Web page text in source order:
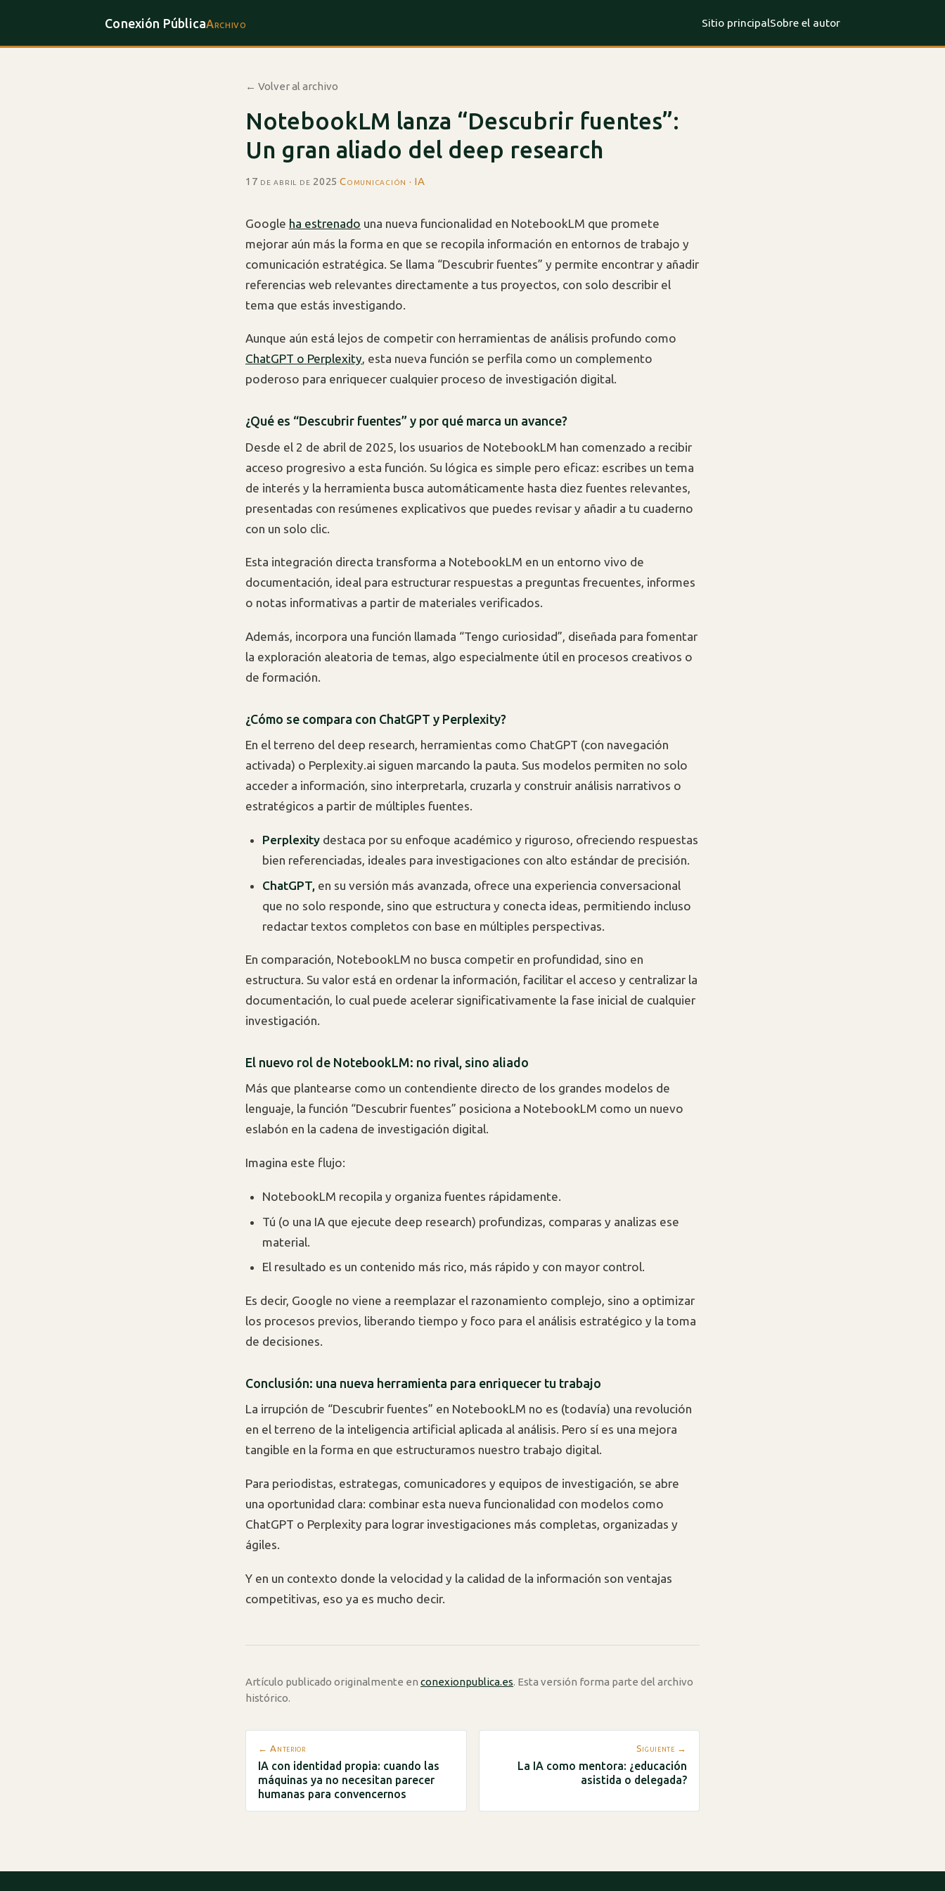
Conexión PúblicaArchivo Sitio principalSobre el autor
← Volver al archivo
NotebookLM lanza “Descubrir fuentes”:
Un gran aliado del deep research
17 de abril de 2025·Comunicación · IA
Google ha estrenado una nueva funcionalidad en NotebookLM que promete
mejorar aún más la forma en que se recopila información en entornos de trabajo y
comunicación estratégica. Se llama “Descubrir fuentes” y permite encontrar y añadir
referencias web relevantes directamente a tus proyectos, con solo describir el
tema que estás investigando.
Aunque aún está lejos de competir con herramientas de análisis profundo como
ChatGPT o Perplexity, esta nueva función se perfila como un complemento
poderoso para enriquecer cualquier proceso de investigación digital.
¿Qué es “Descubrir fuentes” y por qué marca un avance?
Desde el 2 de abril de 2025, los usuarios de NotebookLM han comenzado a recibir
acceso progresivo a esta función. Su lógica es simple pero eficaz: escribes un tema
de interés y la herramienta busca automáticamente hasta diez fuentes relevantes,
presentadas con resúmenes explicativos que puedes revisar y añadir a tu cuaderno
con un solo clic.
Esta integración directa transforma a NotebookLM en un entorno vivo de
documentación, ideal para estructurar respuestas a preguntas frecuentes, informes
o notas informativas a partir de materiales verificados.
Además, incorpora una función llamada “Tengo curiosidad”, diseñada para fomentar
la exploración aleatoria de temas, algo especialmente útil en procesos creativos o
de formación.
¿Cómo se compara con ChatGPT y Perplexity?
En el terreno del deep research, herramientas como ChatGPT (con navegación
activada) o Perplexity.ai siguen marcando la pauta. Sus modelos permiten no solo
acceder a información, sino interpretarla, cruzarla y construir análisis narrativos o
estratégicos a partir de múltiples fuentes.
Perplexitydestaca por su enfoque académico y riguroso, ofreciendo respuestas
bien referenciadas, ideales para investigaciones con alto estándar de precisión.
ChatGPT, en su versión más avanzada, ofrece una experiencia conversacional
que no solo responde, sino que estructura y conecta ideas, permitiendo incluso
redactar textos completos con base en múltiples perspectivas.
En comparación, NotebookLM no busca competir en profundidad, sino en
estructura. Su valor está en ordenar la información, facilitar el acceso y centralizar la
documentación, lo cual puede acelerar significativamente la fase inicial de cualquier
investigación.
El nuevo rol de NotebookLM: no rival, sino aliado
Más que plantearse como un contendiente directo de los grandes modelos de
lenguaje, la función “Descubrir fuentes” posiciona a NotebookLM como un nuevo
eslabón en la cadena de investigación digital.
Imagina este flujo:
NotebookLM recopila y organiza fuentes rápidamente.
Tú (o una IA que ejecute deep research) profundizas, comparas y analizas ese
material.
El resultado es un contenido más rico, más rápido y con mayor control.
Es decir, Google no viene a reemplazar el razonamiento complejo, sino a optimizar
los procesos previos, liberando tiempo y foco para el análisis estratégico y la toma
de decisiones.
Conclusión: una nueva herramienta para enriquecer tu trabajo
La irrupción de “Descubrir fuentes” en NotebookLM no es (todavía) una revolución
en el terreno de la inteligencia artificial aplicada al análisis. Pero sí es una mejora
tangible en la forma en que estructuramos nuestro trabajo digital.
Para periodistas, estrategas, comunicadores y equipos de investigación, se abre
una oportunidad clara: combinar esta nueva funcionalidad con modelos como
ChatGPT o Perplexity para lograr investigaciones más completas, organizadas y
ágiles.
Y en un contexto donde la velocidad y la calidad de la información son ventajas
competitivas, eso ya es mucho decir.
Artículo publicado originalmente en conexionpublica.es. Esta versión forma parte del archivo
histórico.
← Anterior
IA con identidad propia: cuando las
máquinas ya no necesitan parecer
humanas para convencernos
Siguiente →
La IA como mentora: ¿educación
asistida o delegada?